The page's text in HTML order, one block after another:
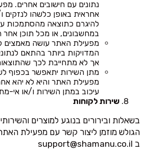
נתונים עם חישובים אחרים.
אחראית באופן כלשהו לנזקים
להיגרם כתוצאה מהסתמכות
במחשבונים, או מכל תוכן
מפעילת האתר עושה מאמצים
המדויקות ביותר בהתאם
אך לא מתחייבת לכך
מתן השירות יתאפשר בכפוף
מפעילת האתר והיא לא יהא
עיכוב במתן השירות ו/או אי-
שירות לקוחות
בשאלות ובירורים בנוגע למוצרים
הגולש מוזמן ליצור קשר עם מפעילת
ב support@shamanu.co.il